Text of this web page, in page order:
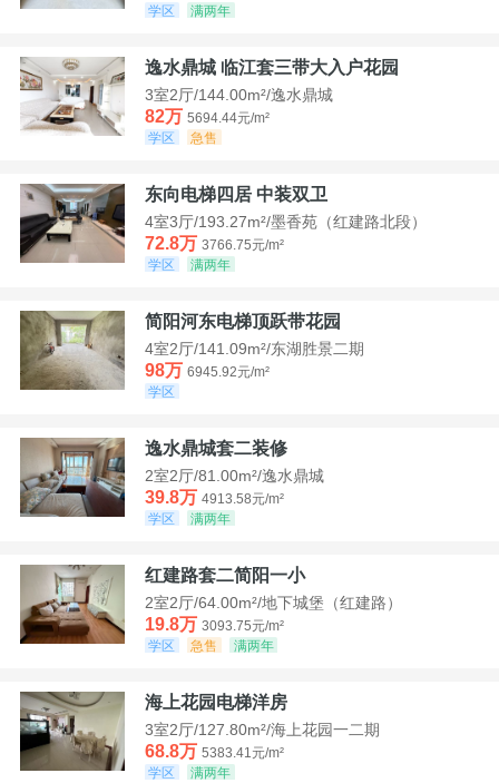
学区
满两年
逸水鼎城 临江套三带大入户花园
3室2厅/144.00m²/逸水鼎城
82万 5694.44元/m²
学区
急售
东向电梯四居 中装双卫
4室3厅/193.27m²/墨香苑（红建路北段）
72.8万 3766.75元/m²
学区
满两年
简阳河东电梯顶跃带花园
4室2厅/141.09m²/东湖胜景二期
98万 6945.92元/m²
学区
逸水鼎城套二装修
2室2厅/81.00m²/逸水鼎城
39.8万 4913.58元/m²
学区
满两年
红建路套二简阳一小
2室2厅/64.00m²/地下城堡（红建路）
19.8万 3093.75元/m²
学区
急售 满两年
海上花园电梯洋房
3室2厅/127.80m²/海上花园一二期
68.8万 5383.41元/m²
学区
满两年